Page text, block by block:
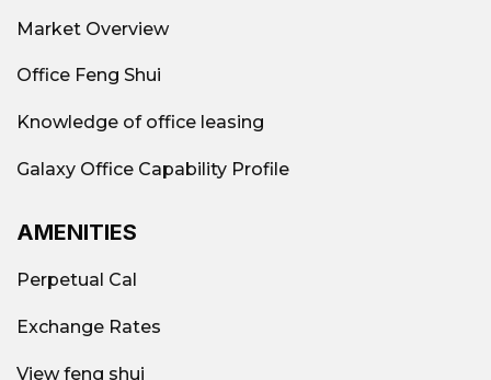
Market Overview
Office Feng Shui
Knowledge of office leasing
Galaxy Office Capability Profile
AMENITIES
Perpetual Cal
Exchange Rates
View feng shui